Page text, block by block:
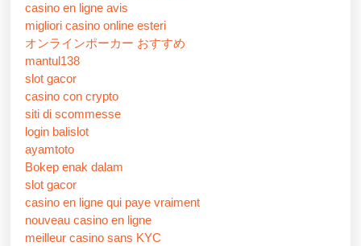
casino en ligne avis
migliori casino online esteri
オンラインポーカー おすすめ
mantul138
slot gacor
casino con crypto
siti di scommesse
login balislot
ayamtoto
Bokep enak dalam
slot gacor
casino en ligne qui paye vraiment
nouveau casino en ligne
meilleur casino sans KYC